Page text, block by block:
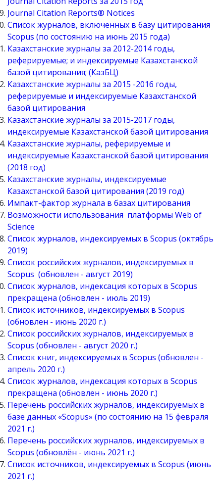
Journal Citation Reports® Notices
Cписок журналов, включенных в базу цитирования
Scopus (по состоянию на июнь 2015 года)
Казахстанские журналы за 2012-2014 годы,
реферируемые; и индексируемые Казахстанской
базой цитирования; (КазБЦ)
Казахстанские журналы за 2015 -2016 годы,
реферируемые и индексируемые Казахстанской
базой цитирования
Казахстанские журналы за 2015-2017 годы,
индексируемые Казахстанской базой цитирования
Казахстанские журналы, реферируемые и
индексируемые Казахстанской базой цитирования
(2018 год)
Казахстанские журналы, индексируемые
Казахстанской базой цитирования (2019 год)
Импакт-фактор журнала в базах цитирования
Возможности использования платформы Web of
Science
Список журналов, индексируемых в Scopus (октябрь
2019)
Список российских журналов, индексируемых в
Scopus (обновлен - август 2019)
Список журналов, индексация которых в Scopus
прекращена (обновлен - июль 2019)
Список источников, индексируемых в Scopus
(обновлен - июнь 2020 г.)
Список российских журналов, индексируемых в
Scopus (обновлен - август 2020 г.)
Список книг, индексируемых в Scopus (обновлен -
апрель 2020 г.)
Список журналов, индексация которых в Scopus
прекращена (обновлен - июнь 2020 г.)
Перечень российских журналов, индексируемых в
базе данных «Scopus» (по состоянию на 15 февраля
2021 г.)
Перечень российских журналов, индексируемых в
Scopus (обновлён - июнь 2021 г.)
Список источников, индексируемых в Scopus (июнь
2021 г.)